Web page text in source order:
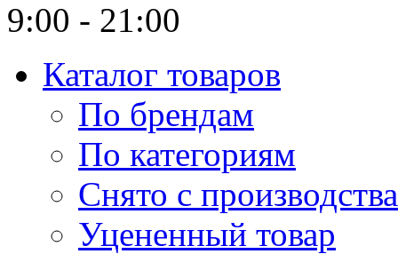
9:00 - 21:00
Каталог товаров
По брендам
По категориям
Снято с производства
Уцененный товар